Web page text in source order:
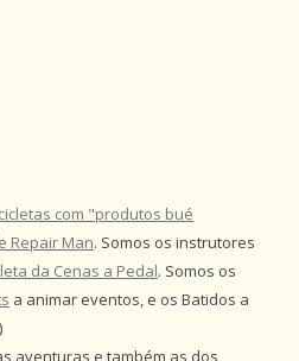
com "produtos bué
Repair Man. Somos os instrutores
da Cenas a Pedal. Somos os
a animar eventos, e os Batidos a
aventuras e também as dos